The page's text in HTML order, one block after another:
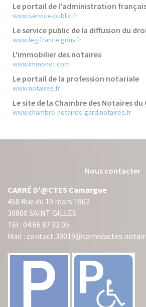
Le portail de l'administration
www.service-public.fr
Le service public de la diffusion du
www.legifrance.gouv.fr
L'immobilier des notaires
www.immonot.com
Le portail de la profession notariale
www.notaires.fr
Le site de la Chambre des Notaires du
www.chambre-notaires-gard.notaires.fr
Nous contacter
CARRÉ D'@CTES Camargue
458 Rue du 19 mars 1962
30800 SAINT GILLES
Tél : 04 66 87 32 05
Mail :